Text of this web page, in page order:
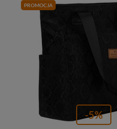
PROMOCJA
-5%